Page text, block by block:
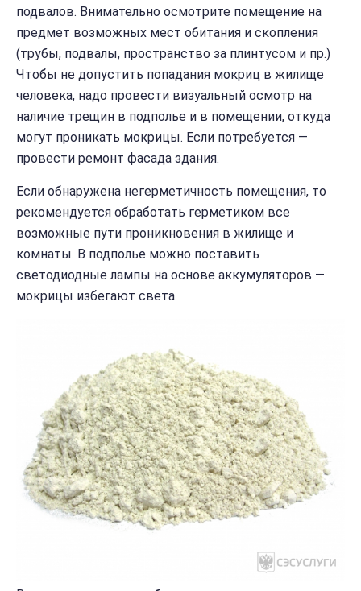
подвалов. Внимательно осмотрите помещение на
предмет возможных мест обитания и скопления
(трубы, подвалы, пространство за плинтусом и пр.)
Чтобы не допустить попадания мокриц в жилище
человека, надо провести визуальный осмотр на
наличие трещин в подполье и в помещении, откуда
могут проникать мокрицы. Если потребуется —
провести ремонт фасада здания.
Если обнаружена негерметичность помещения, то
рекомендуется обработать герметиком все
возможные пути проникновения в жилище и
комнаты. В подполье можно поставить
светодиодные лампы на основе аккумуляторов —
мокрицы избегают света.